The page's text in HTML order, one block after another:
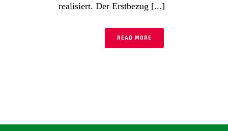
realisiert. Der Erstbezug [...]
READ MORE